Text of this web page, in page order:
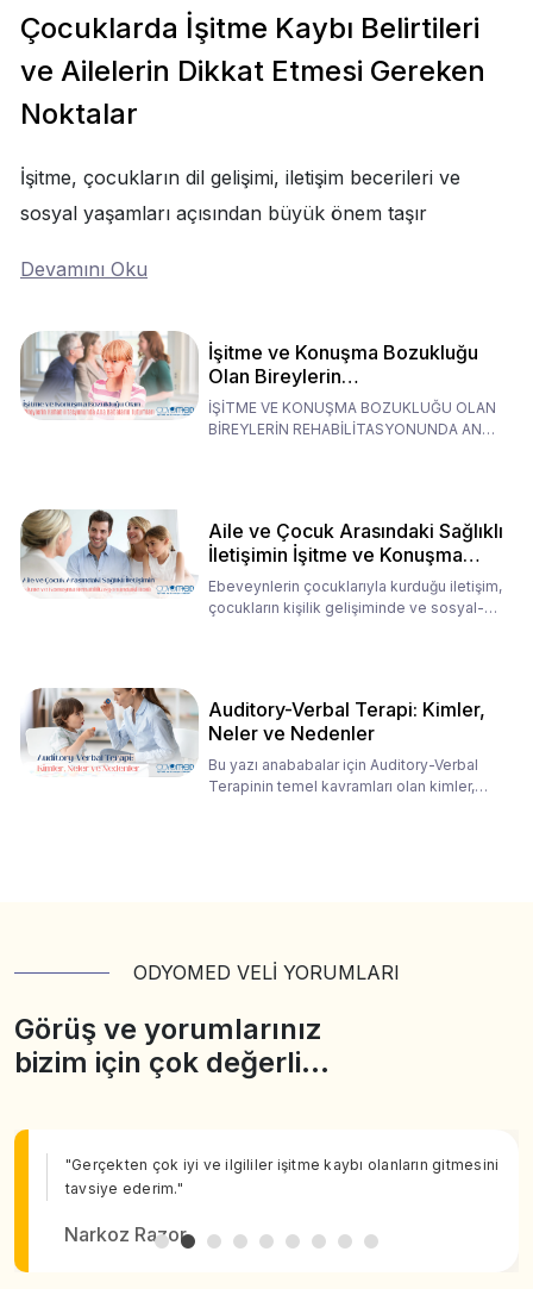
Çocuklarda İşitme Kaybı Belirtileri
ve Ailelerin Dikkat Etmesi Gereken
Noktalar
İşitme, çocukların dil gelişimi, iletişim becerileri ve
sosyal yaşamları açısından büyük önem taşır
Devamını Oku
İşitme ve Konuşma Bozukluğu
Olan Bireylerin
Rehabilitasyonunda Ana
Babaların Tutumları
İŞİTME VE KONUŞMA BOZUKLUĞU OLAN
BİREYLERİN REHABİLİTASYONUNDA ANA
Aile ve Çocuk Arasındaki Sağlıklı
İletişimin İşitme ve Konuşma
Rehabilitasyonundaki Rolü
Ebeveynlerin çocuklarıyla kurduğu iletişim,
çocukların kişilik gelişiminde ve sosyal-
Auditory-Verbal Terapi: Kimler,
Neler ve Nedenler
Bu yazı anababalar için Auditory-Verbal
Terapinin temel kavramları olan kimler,
ODYOMED VELİ YORUMLARI
Görüş ve yorumlarınız
bizim için çok değerli…
"Gerçekten çok iyi ve ilgililer işitme kaybı olanların gitmesini
tavsiye ederim."
Narkoz Razor